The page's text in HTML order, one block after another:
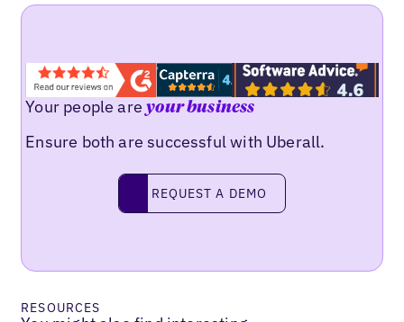
Your people areyour business
Ensure both are successful with Uberall.
Request a demo
REQUEST A DEMO
RESOURCES